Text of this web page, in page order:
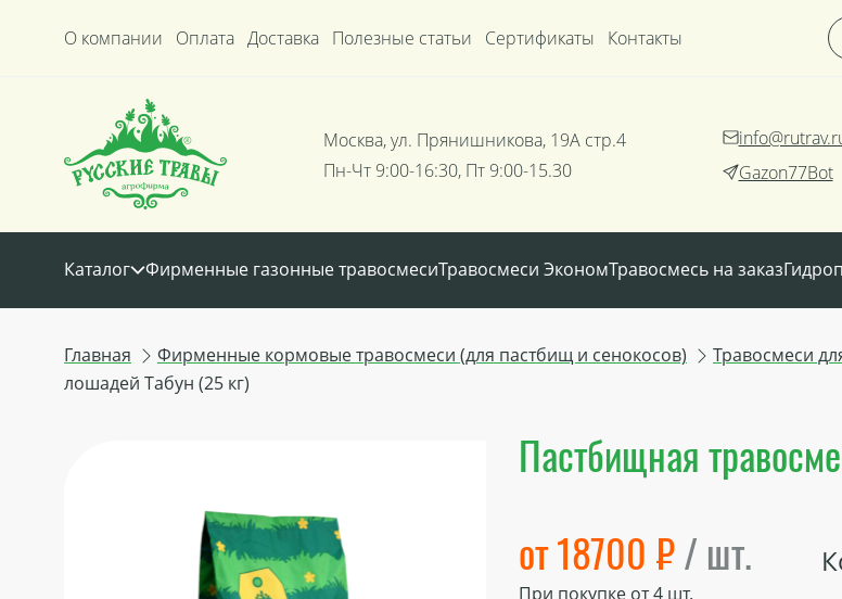
О компании Оплата Доставка Полезные статьи Сертификаты Контакты
Москва, ул. Прянишникова, 19А стр.4
Пн-Чт 9:00-16:30, Пт 9:00-15.30
Gazon77Bot
Каталог Фирменные газонные травосмесиТравосмеси ЭкономТравосмесь на заказ
Главная Фирменные кормовые травосмеси (для пастбищ и сенокосов) Травосмеси
лошадей Табун (25 кг)
Пастбищная
от 18700 ₽/ шт.
При покупке от4шт.